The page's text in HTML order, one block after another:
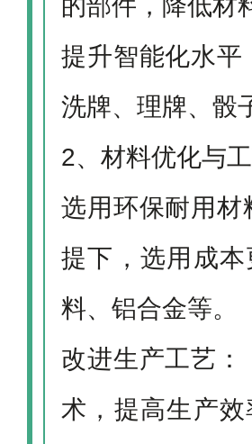
提升智能化水
洗牌、理牌、骰
2、材料优化与
选用环保耐用
提下，选用成
料、铝合金等。
改进生产工艺
术，提高生产